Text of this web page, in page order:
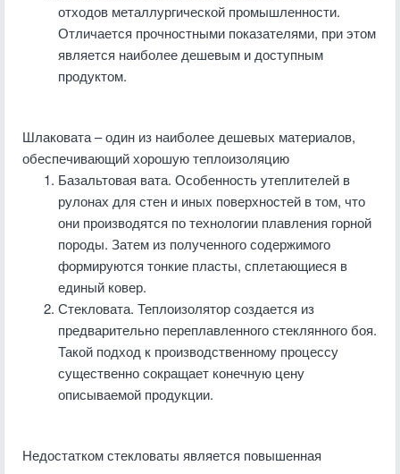
отходов металлургической промышленности.
Отличается прочностными показателями, при этом
является наиболее дешевым и доступным
продуктом.
Шлаковата – один из наиболее дешевых материалов,
обеспечивающий хорошую теплоизоляцию
Базальтовая вата. Особенность утеплителей в
рулонах для стен и иных поверхностей в том, что
они производятся по технологии плавления горной
породы. Затем из полученного содержимого
формируются тонкие пласты, сплетающиеся в
единый ковер.
Стекловата. Теплоизолятор создается из
предварительно переплавленного стеклянного боя.
Такой подход к производственному процессу
существенно сокращает конечную цену
описываемой продукции.
Недостатком стекловаты является повышенная